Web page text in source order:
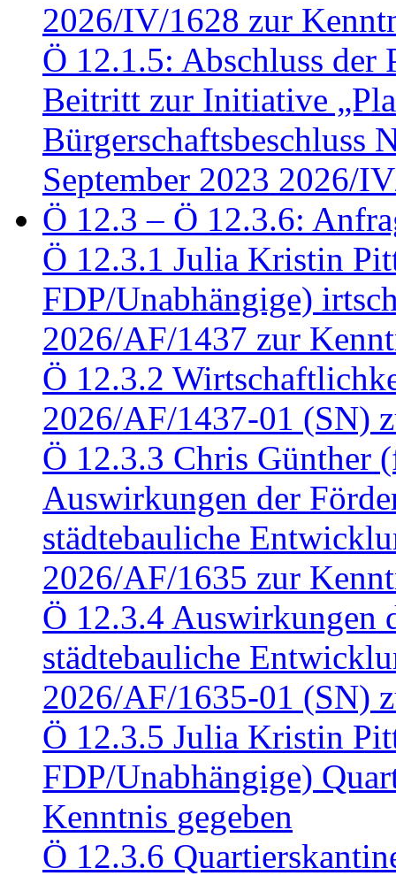
2026/IV/1628 zur
Ö 12.1.5: Abschluss der
Beitritt zur Initiative
Bürgerschaftsbeschluss
September 2023 2026/
Ö 12.3 – Ö 12.3.6:
Ö 12.3.1 Julia Kristin
FDP/Unabhängige)
2026/AF/1437 zur
Ö 12.3.2
2026/AF/1437-01 (SN)
Ö 12.3.3 Chris Günther
Auswirkungen der
städtebauliche
2026/AF/1635 zur
Ö 12.3.4 Auswirkungen
städtebauliche
2026/AF/1635-01 (SN)
Ö 12.3.5 Julia Kristin
FDP/Unabhängige)
Kenntnis gegeben
Ö 12.3.6